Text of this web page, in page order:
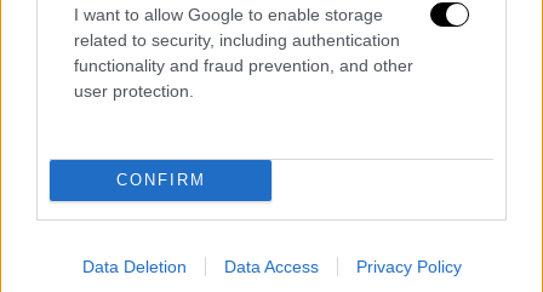
I want to allow Google to enable storage
related to security, including authentication
functionality and fraud prevention, and other
user protection.
CONFIRM
Data Deletion Data Access Privacy Policy